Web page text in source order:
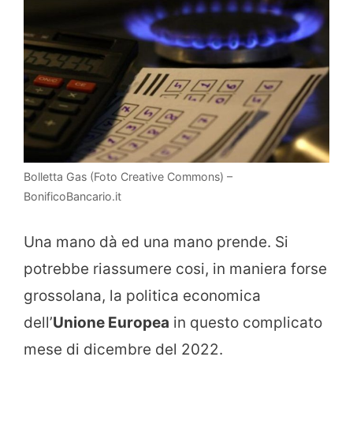
Bolletta Gas (Foto Creative Commons) –
BonificoBancario.it
Una mano dà ed una mano prende. Si
potrebbe riassumere cosi, in maniera forse
grossolana, la politica economica
dell’Unione Europea in questo complicato
mese di dicembre del 2022.